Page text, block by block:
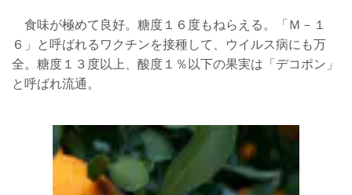
食味が極めて良好。糖度１６度もねらえる。「Ｍ－１
６」と呼ばれるワクチンを接種して、ウイルス病にも万
全。糖度１３度以上、酸度１％以下の果実は「デコポン」
と呼ばれ流通。